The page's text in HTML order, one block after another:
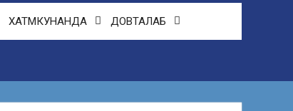
ХАТМКУНАНДА ДОВТАЛАБ